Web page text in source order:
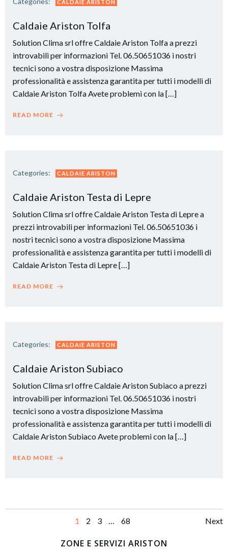
CALDAIE ARISTON
Caldaie Ariston Tolfa
Solution Clima srl offre Caldaie Ariston Tolfa a prezzi
introvabili per informazioni Tel. 06.50651036 i nostri
tecnici sono a vostra disposizione Massima
professionalità e assistenza garantita per tutti i modelli di
Caldaie Ariston Tolfa Avete problemi con la […]
READ MORE
Categories: CALDAIE ARISTON
Caldaie Ariston Testa di Lepre
Solution Clima srl offre Caldaie Ariston Testa di Lepre a
prezzi introvabili per informazioni Tel. 06.50651036 i
nostri tecnici sono a vostra disposizione Massima
professionalità e assistenza garantita per tutti i modelli di
Caldaie Ariston Testa di Lepre […]
READ MORE
Categories: CALDAIE ARISTON
Caldaie Ariston Subiaco
Solution Clima srl offre Caldaie Ariston Subiaco a prezzi
introvabili per informazioni Tel. 06.50651036 i nostri
tecnici sono a vostra disposizione Massima
professionalità e assistenza garantita per tutti i modelli di
Caldaie Ariston Subiaco Avete problemi con la […]
READ MORE
navigation
Page
1 Page
2 Page
3 … Page
68 Next
ZONE E SERVIZI ARISTON